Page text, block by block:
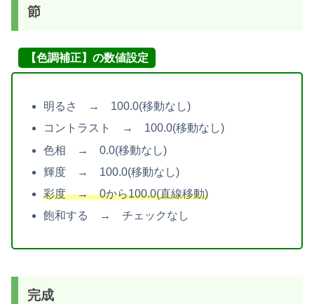
節
【色調補正】の数値設定
明るさ → 100.0(移動なし)
コントラスト → 100.0(移動なし)
色相 → 0.0(移動なし)
輝度 → 100.0(移動なし)
彩度 → 0から100.0(直線移動)
飽和する → チェックなし
完成